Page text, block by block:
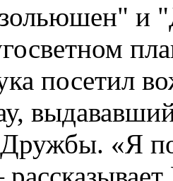
и
посетил
выдававший
Дружбы. «Я